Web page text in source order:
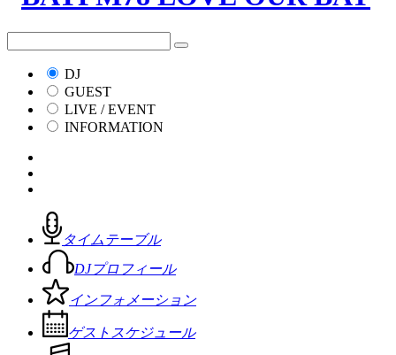
DJ
GUEST
LIVE / EVENT
INFORMATION
タイムテーブル
DJプロフィール
インフォメーション
ゲストスケジュール